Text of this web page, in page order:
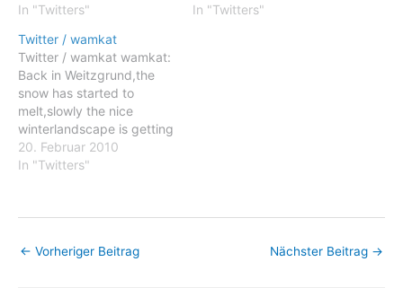
Posted: 08 Apr 2010
is not fair to descibe
situation like in Thailand or
Kyrgystan with the word…
In "Twitters"
here Posted: 05 Dec 2009
In "Twitters"
Twitter / wamkat
Twitter / wamkat wamkat:
Back in Weitzgrund,the
snow has started to
melt,slowly the nice
winterlandscape is getting
brown and wet,it was so
beautifull Posted: 20 Feb
Weitzgrund,the snow has
nice winterlandscape is
20. Februar 2010
In "Twitters"
← Vorheriger Beitrag Nächster Beitrag →